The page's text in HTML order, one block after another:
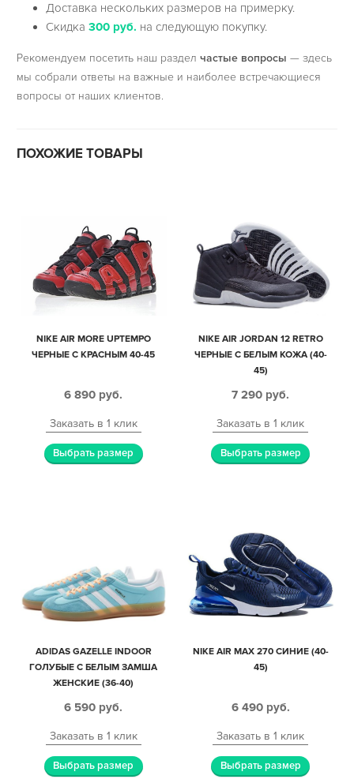
Доставка нескольких размеров на примерку.
Скидка300 руб. на следующую покупку.
Рекомендуем посетить наш раздел частые вопросы — здесь
мы собрали ответы на важные и наиболее встречающиеся
вопросы от наших клиентов.
ПОХОЖИЕ ТОВАРЫ
NIKE AIR MORE UPTEMPO
ЧЕРНЫЕ С КРАСНЫМ 40-45
6 890 руб.
Заказать в 1 клик
Выбрать размер
NIKE AIR JORDAN 12 RETRO
ЧЕРНЫЕ С БЕЛЫМ КОЖА (40-
45)
7 290 руб.
Заказать в 1 клик
Выбрать размер
ADIDAS GAZELLE INDOOR
ГОЛУБЫЕ С БЕЛЫМ ЗАМША
ЖЕНСКИЕ (36-40)
6 590 руб.
Заказать в 1 клик
Выбрать размер
NIKE AIR MAX 270 СИНИЕ (40-
45)
6 490 руб.
Заказать в 1 клик
Выбрать размер